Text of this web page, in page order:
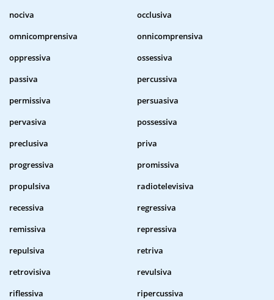
nociva
occlusiva
omnicomprensiva
onnicomprensiva
oppressiva
ossessiva
passiva
percussiva
permissiva
persuasiva
pervasiva
possessiva
preclusiva
priva
progressiva
promissiva
propulsiva
radiotelevisiva
recessiva
regressiva
remissiva
repressiva
repulsiva
retriva
retrovisiva
revulsiva
riflessiva
ripercussiva